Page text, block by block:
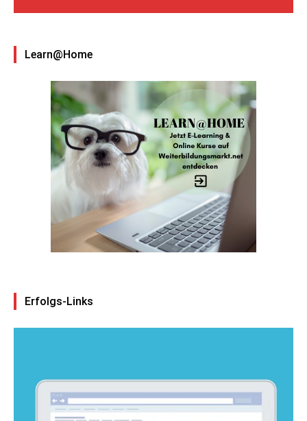
Learn@Home
Erfolgs-Links